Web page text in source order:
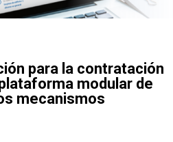
para la contratación
modular de
mecanismos